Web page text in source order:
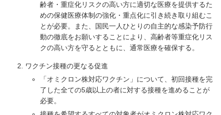
齢者・重症化リスクの高い方に適切な医療を提供するた
めの保健医療体制の強化・重点化に引き続き取り組むこ
とが必要。また、国民一人ひとりの自主的な感染予防行
動の徹底をお願いすることにより、高齢者等重症化リス
クの高い方を守るとともに、通常医療を確保する。
ワクチン接種の更なる促進
「オミクロン株対応ワクチン」について、初回接種を完
了した全ての5歳以上の者に対する接種を進めることが
必要。